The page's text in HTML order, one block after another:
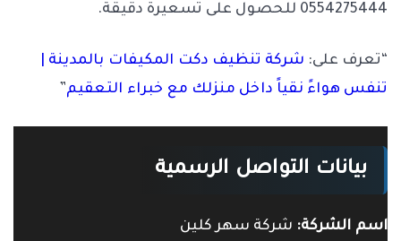
0554275444 للحصول على تسعيرة دقيقة.
“تعرف على: شركة تنظيف دكت المكيفات بالمدينة |
تنفس هواءً نقياً داخل منزلك مع خبراء التعقيم”
بيانات التواصل الرسمية
اسم الشركة: شركة سهر كلين